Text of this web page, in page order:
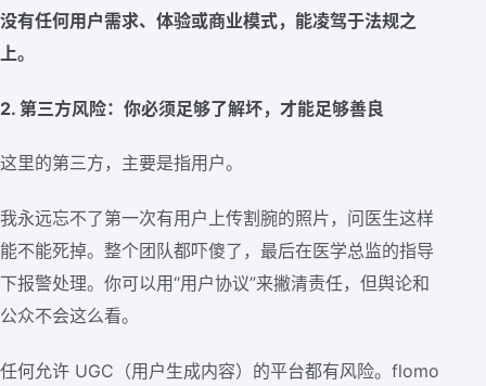
没有任何用户需求、体验或商业模式，能凌驾于法规之
上。
2. 第三方风险：你必须足够了解坏，才能足够善良
这里的第三方，主要是指用户。
我永远忘不了第一次有用户上传割腕的照片，问医生这样
能不能死掉。整个团队都吓傻了，最后在医学总监的指导
下报警处理。你可以用“用户协议”来撇清责任，但舆论和
公众不会这么看。
任何允许 UGC（用户生成内容）的平台都有风险。flomo